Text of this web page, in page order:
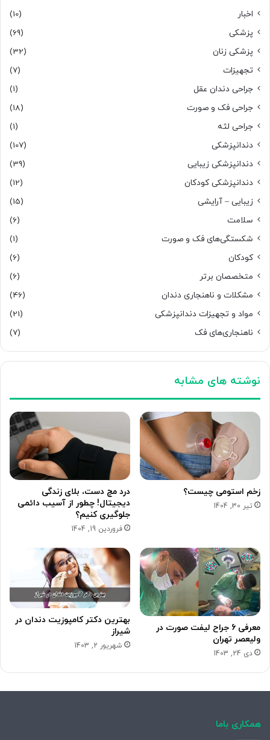
اخبار
(10)
پزشکی
(69)
پزشکی زنان
(32)
تجهیزات
(7)
جراحی دندان عقل
(1)
جراحی فک و صورت
(18)
جراحی لثه
(1)
دندانپزشکی
(107)
دندانپزشکی زیبایی
(39)
دندانپزشکی کودکان
(12)
زیبایی – آرایشی
(15)
سلامت
(6)
شکستگی‌های فک و صورت
(1)
کودکان
(6)
متخصصان برتر
(6)
مشکلات و ناهنجاری دندان
(46)
مواد و تجهیزات دندانپزشکی
(21)
ناهنجاری‌های فک
(7)
نوشته های مشابه
زخم استومی چیست؟
تیر 30, 1404
درد مچ دست، بلای زندگی
دیجیتال! چطور از آسیب دائمی
جلوگیری کنیم؟
فروردین 19, 1404
معرفی 6 جراح لیفت صورت در
ولیعصر تهران
دی 24, 1403
بهترین دکتر کامپوزیت دندان در
شیراز
شهریور 2, 1403
همکاری باما